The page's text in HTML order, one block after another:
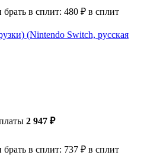
в сплит: 480 ₽ в сплит
(Nintendo Switch, русская
2 947 ₽
в сплит: 737 ₽ в сплит